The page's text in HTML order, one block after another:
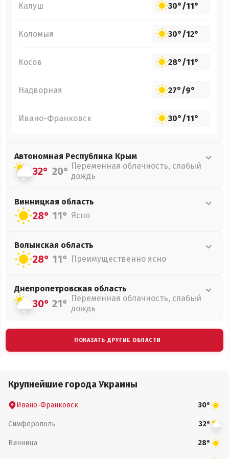
Калуш 30°/11°
Коломыя 30°/12°
Косов 28°/11°
Надворная 27°/9°
Ивано-Франковск 30°/11°
Автономная Республика Крым
32° 20° Переменная облачность, слабый
дождь
Винницкая область
28° 11° Ясно
Волынская область
28° 11° Преимущественно ясно
Днепропетровская область
30° 21° Переменная облачность, слабый
дождь
ПОКАЗАТЬ ДРУГИЕ ОБЛАСТИ
Крупнейшие города Украины
Ивано-Франковск 30°
Симферополь 32°
Винница 28°